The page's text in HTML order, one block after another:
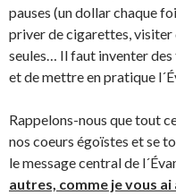
pauses (un dollar chaque
priver de cigarettes, visiter
seules… Il faut inventer
et de mettre en pratique
Rappelons-nous que tout
nos coeurs égoïstes et se
le message central de
autres, comme je vous ai